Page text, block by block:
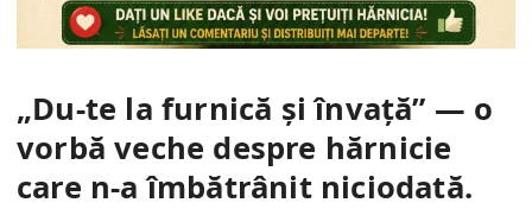
„Du-te la furnică și învață” — o
vorbă veche despre hărnicie
care n-a îmbătrânit niciodată.